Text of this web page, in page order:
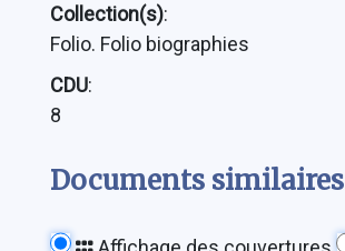
Collection(s):
Folio. Folio biographies
CDU:
8
Documents similaires